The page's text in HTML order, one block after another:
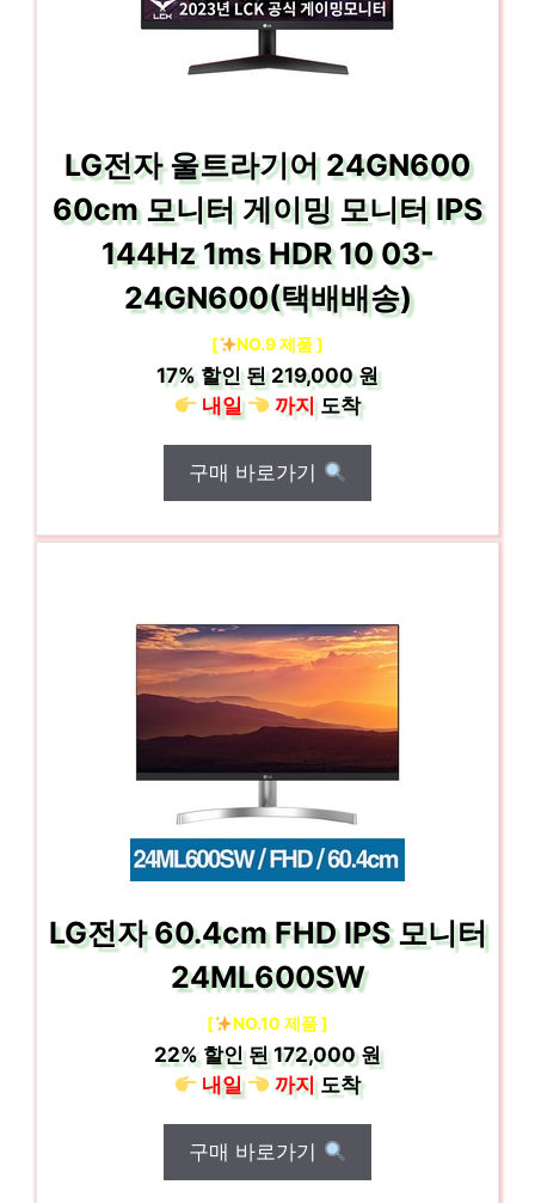
LG전자 울트라기어 24GN600
60cm 모니터 게이밍 모니터 IPS
144Hz 1ms HDR 10 03-
24GN600(택배배송)
[ NO.9 제품 ]
17%할인 된219,000 원
내일
까지도착
구매 바로가기
LG전자 60.4cm FHD IPS 모니터
24ML600SW
[ NO.10 제품 ]
22%할인 된172,000 원
내일
까지도착
구매 바로가기